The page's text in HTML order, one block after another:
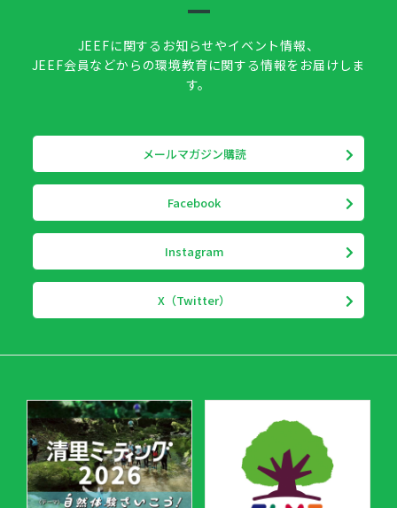
JEEFに関するお知らせやイベント情報、
JEEF会員などからの環境教育に関する情報をお届けしま
す。
メールマガジン購読
Facebook
Instagram
X（Twitter）